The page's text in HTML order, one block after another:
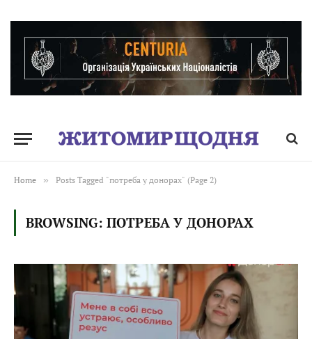
Home » Posts Tagged "потреба у донорах" (Page 2)
BROWSING: ПОТРЕБА У ДОНОРАХ